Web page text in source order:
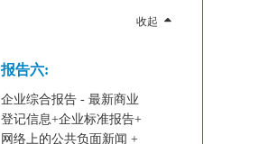
收起
报告六:
企业综合报告 - 最新商业
登记信息+企业标准报告+
网络上的公共负面新闻 +